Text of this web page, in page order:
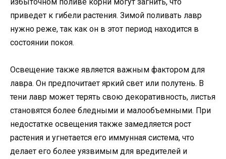
приведет к гибели растения. Зимой поливать лавр
нужно реже, так как он в этот период находится в
состоянии покоя.
Освещение также является важным фактором для
лавра. Он предпочитает яркий свет или полутень. В
тени лавр может терять свою декоративность, листья
становятся более бледными и малообъемными. При
недостатке освещения также замедляется рост
растения и угнетается его иммунная система, что
делает его более уязвимым для вредителей и